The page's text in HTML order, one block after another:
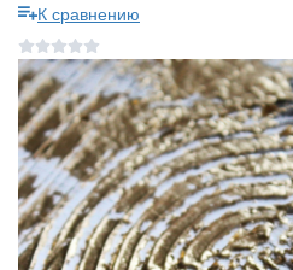
К сравнению